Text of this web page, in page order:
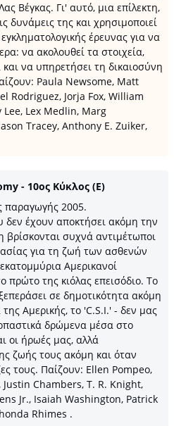
Βέγκας. Γι' αυτό, μια επίλεκτη,
δυνάμεις της και χρησιμοποιεί
έρευνας για να
να ακολουθεί τα στοιχεία,
να υπηρετήσει τη δικαιοσύνη
Paula Newsome, Matt
Rodriguez, Jorja Fox, William
Lee, Lex Medlin, Marg
Tracey, Anthony E. Zuiker,
- 10ος Κύκλος (Ε)
παραγωγής 2005.
δεν έχουν αποκτήσει ακόμη την
συχνά αντιμέτωποι
για τη ζωή των ασθενών
Αμερικανοί
πρώτο της κιόλας επεισόδιο. Το
σε δημοτικότητα ακόμη
Αμερικής, το 'C.S.I.' - δεν μας
δρώμενα μέσα στο
οι ήρωές μας, αλλά
ζωής τους ακόμη και όταν
τους. Παίζουν: Ellen Pompeo,
Chambers, T. R. Knight,
Jr., Isaiah Washington, Patrick
Rhimes .